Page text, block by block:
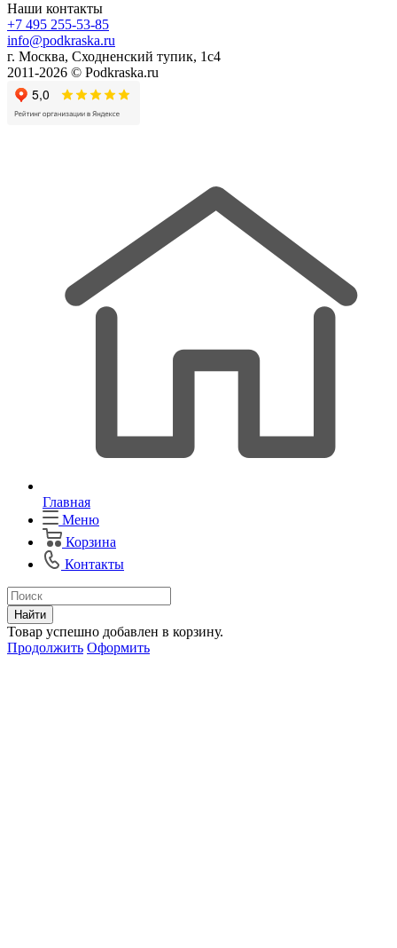
Наши контакты
+7 495 255-53-85
info@podkraska.ru
г. Москва, Сходненский тупик, 1с4
2011-2026 © Podkraska.ru
Главная
Меню
Корзина
Контакты
Найти
Товар успешно добавлен в корзину.
Продолжить Оформить